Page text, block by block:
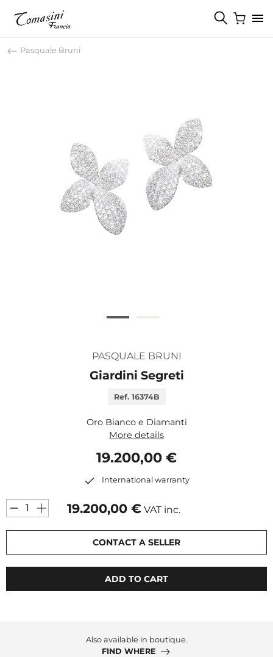
Pasquale Bruni
PASQUALE BRUNI
Giardini Segreti
Ref. 16374B
Oro Bianco e Diamanti
More details
19.200,00 €
International warranty
19.200,00 € VAT inc.
CONTACT A SELLER
ADD TO CART
Also available in boutique.
FIND WHERE